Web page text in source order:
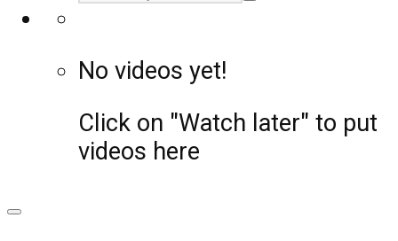
No videos yet!
Click on "Watch later" to put
videos here